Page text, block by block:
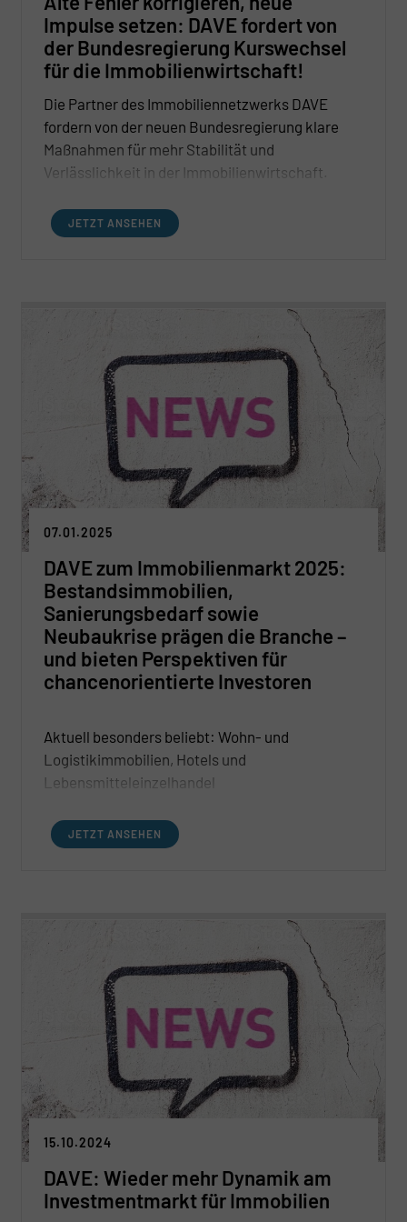
Impulse setzen: DAVE fordert von
der Bundesregierung Kurswechsel
für die Immobilienwirtschaft!
Die Partner des Immobiliennetzwerks DAVE
fordern von der neuen Bundesregierung klare
Maßnahmen für mehr Stabilität und
Verlässlichkeit in der Immobilienwirtschaft.
die Infrastruktur und ein stabilisiertes
Zinsumfeld werden positiv bewertet. Die DAVE-
schnellerer Genehmigungsverfahren und
Bürokratieabbau. Kritik gibt es an der
Mietpreisbremse, die den dringend benötigten
Neubau behindere. Ein klarer Appell: Die
Bundesregierung soll bestehende Maßnahmen
prüfen und pragmatisch anpassen, um den Bau-
und Immobiliensektor nachhaltig zu stärken.
JETZT ANSEHEN
07.01.2025
DAVE zum Immobilienmarkt 2025:
Bestandsimmobilien,
Sanierungsbedarf sowie
Neubaukrise prägen die Branche –
und bieten Perspektiven für
chancenorientierte Investoren
Aktuell besonders beliebt: Wohn- und
Logistikimmobilien, Hotels und
Lebensmitteleinzelhandel
Mietsteigerungen und Investorennachfrage bei
modernen, zentral gelegenen und ESG-
Ende 2024/Anfang 2025 nimmt Markt weiter
Fahrt auf
JETZT ANSEHEN
15.10.2024
DAVE: Wieder mehr Dynamik am
Investmentmarkt für Immobilien